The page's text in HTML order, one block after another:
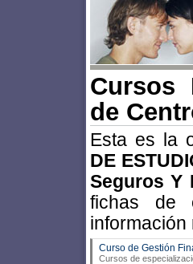
Cursos
de
Esta es la
DE
Seguros Y
fichas de
información
Curso de Gestión
Cursos de